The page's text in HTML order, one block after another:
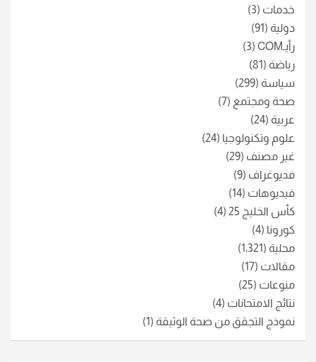
خدمات (3)
دولية (91)
رأيـCOM
(3)
رياضة (81)
سياسة (299)
صحة ومجتمع (7)
عربية (24)
علوم وتكنولوجيا (24)
غير مصنف (29)
فديوغراف (9)
فيديوهات (14)
كأس الخليج 25
(4)
كورونا (4)
محلية (1٬321)
مقالات (17)
منوعات (25)
نتائج الامتحانات (4)
نموذج التجقق من صحة الوثيقة (1)